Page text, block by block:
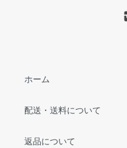
ホーム
配送・送料について
返品について